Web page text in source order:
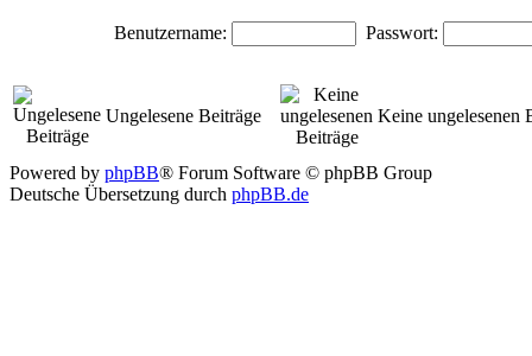
Benutzername: Passwort:
Ungelesene Beiträge Keine ungelesenen
Powered by phpBB® Forum Software © phpBB Group
Deutsche Übersetzung durch phpBB.de